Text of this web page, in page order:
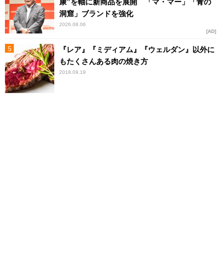
康”を軸に新商品を展開 「マ・マー」「青の
洞窟」ブランドを強化
2026.08.06
AD
『レア』『ミディアム』『ウェルダン』以外に
もたくさんある肉の焼き方
2018.09.19